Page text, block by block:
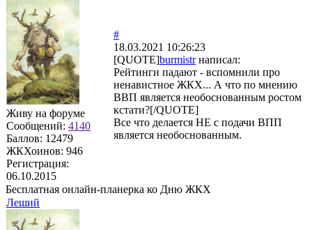
Живу на форуме
Сообщений: 4140
Баллов: 12479
ЖКХоинов: 946
Регистрация:
06.10.2015
#
18.03.2021 10:26:23
[QUOTE]burmistrнаписал:
Рейтинги падают - вспомнили про
ненавистное ЖКХ... А что по мнению
ВВП является необоснованным ростом
кстати?[/QUOTE]
Все что делается НЕ с подачи ВПП
является необоснованным.
Бесплатная онлайн-планерка ко Дню ЖКХ
Леший